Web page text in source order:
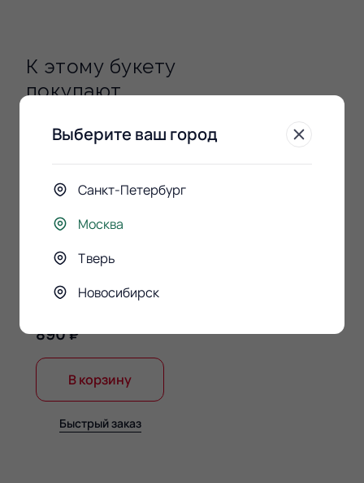
К этому букету
покупают
Конфеты Raffaello 150гр.
890 ₽
В корзину
Быстрый заказ
Выберите ваш город
Санкт-Петербург
Москва
Тверь
Новосибирск